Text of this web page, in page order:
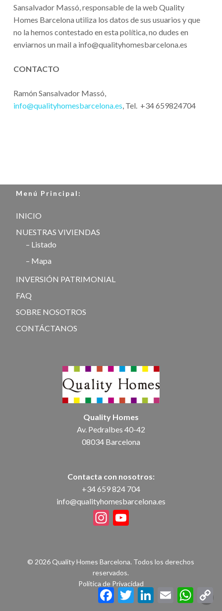
Sansalvador Massó, responsable de la web Quality
Homes Barcelona utiliza los datos de sus usuarios y que
no la hemos contestado en esta política, no dudes en
enviarnos un mail a info@qualityhomesbarcelona.es
CONTACTO
Ramón Sansalvador Massó,
info@qualityhomesbarcelona.es, Tel. +34 659824704
Menú Principal:
INICIO
NUESTRAS VIVIENDAS
– Listado
– Mapa
INVERSIÓN PATRIMONIAL
FAQ
SOBRE NOSOTROS
CONTÁCTANOS
Quality Homes
Av. Pedralbes 40-42
08034 Barcelona
Contacta con nosotros:
+34 659 824 704
info@qualityhomesbarcelona.es
Instagram
YouTube
© 2026 Quality Homes Barcelona. Todos los derechos
reservados.
Política de Privacidad
Facebook
Twitter LinkedInEmail